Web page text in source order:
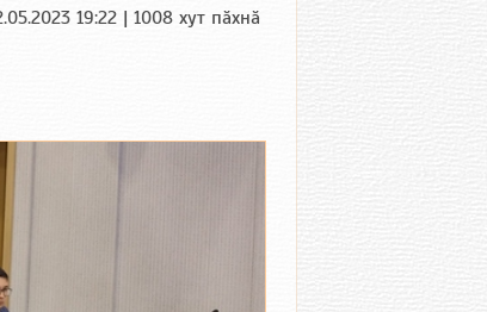
19:22 | 1008 хут пӑхнӑ